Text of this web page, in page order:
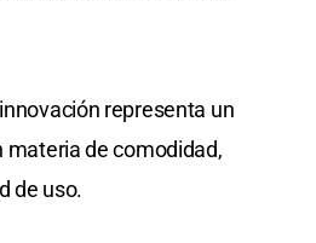
representa un
materia de comodidad,
de uso.